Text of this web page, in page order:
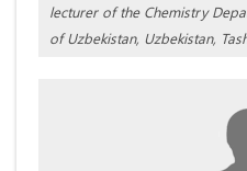
lecturer of the Chemistry
of Uzbekistan, Uzbekistan,